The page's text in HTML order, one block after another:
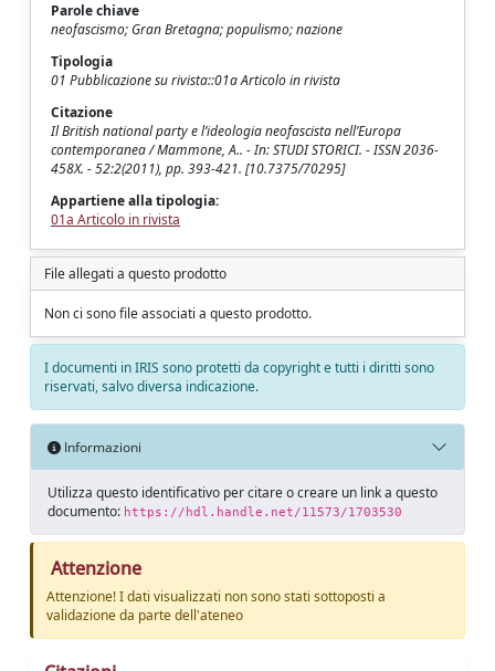
Parole chiave
neofascismo; Gran Bretagna; populismo; nazione
Tipologia
01 Pubblicazione su rivista::01a Articolo in rivista
Citazione
Il British national party e l’ideologia neofascista nell’Europa
contemporanea / Mammone, A.. - In: STUDI STORICI. - ISSN 2036-
458X. - 52:2(2011), pp. 393-421. [10.7375/70295]
Appartiene alla tipologia:
01a Articolo in rivista
File allegati a questo prodotto
Non ci sono file associati a questo prodotto.
I documenti in IRIS sono protetti da copyright e tutti i diritti sono
riservati, salvo diversa indicazione.
Informazioni
Utilizza questo identificativo per citare o creare un link a questo
documento: https://hdl.handle.net/11573/1703530
Attenzione
Attenzione! I dati visualizzati non sono stati sottoposti a
validazione da parte dell'ateneo